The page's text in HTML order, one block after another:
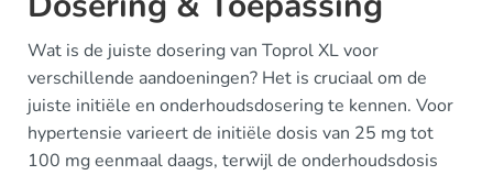
Wat is de juiste dosering van Toprol XL voor
verschillende aandoeningen? Het is cruciaal om de
juiste initiële en onderhoudsdosering te kennen. Voor
hypertensie varieert de initiële dosis van 25 mg tot
100 mg eenmaal daags, terwijl de onderhoudsdosis